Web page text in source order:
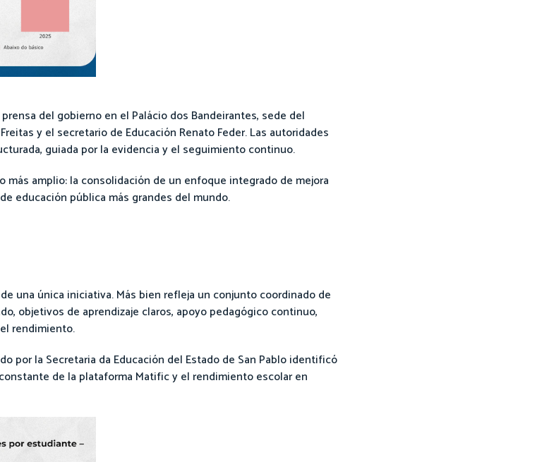
del gobierno en el Palácio dos Bandeirantes, sede del
y el secretario de Educación Renato Feder. Las autoridades
guiada por la evidencia y el seguimiento continuo.
amplio: la consolidación de un enfoque integrado de mejora
educación pública más grandes del mundo.
una única iniciativa. Más bien refleja un conjunto coordinado de
objetivos de aprendizaje claros, apoyo pedagógico continuo,
rendimiento.
por la Secretaria da Educación del Estado de San Pablo identificó
de la plataforma Matific y el rendimiento escolar en